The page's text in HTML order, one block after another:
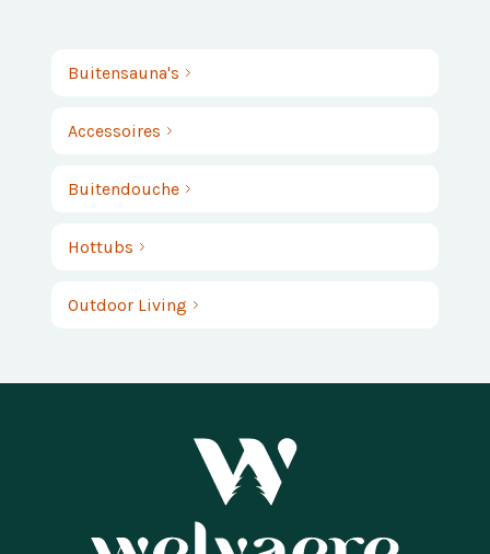
Buitensauna's
Accessoires
Buitendouche
Hottubs
Outdoor Living